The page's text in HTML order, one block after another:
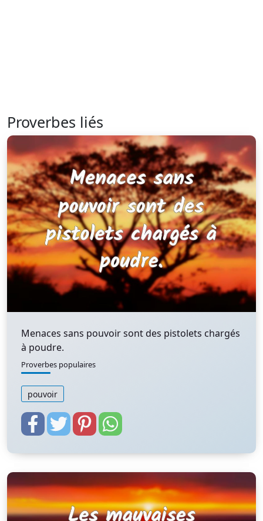
Proverbes liés
Menaces sans pouvoir sont des pistolets chargés
à poudre.
Proverbes populaires
pouvoir